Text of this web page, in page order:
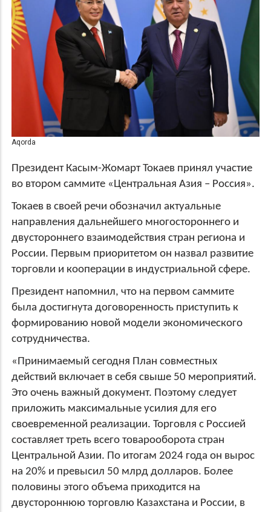
Aqorda
Президент Касым-Жомарт Токаев принял участие
во втором саммите «Центральная Азия – Россия».
Токаев в своей речи обозначил актуальные
направления дальнейшего многостороннего и
двустороннего взаимодействия стран региона и
России. Первым приоритетом он назвал развитие
торговли и кооперации в индустриальной сфере.
Президент напомнил, что на первом саммите
была достигнута договоренность приступить к
формированию новой модели экономического
сотрудничества.
«Принимаемый сегодня План совместных
действий включает в себя свыше 50 мероприятий.
Это очень важный документ. Поэтому следует
приложить максимальные усилия для его
своевременной реализации. Торговля с Россией
составляет треть всего товарооборота стран
Центральной Азии. По итогам 2024 года он вырос
на 20% и превысил 50 млрд долларов. Более
половины этого объема приходится на
двустороннюю торговлю Казахстана и России, в